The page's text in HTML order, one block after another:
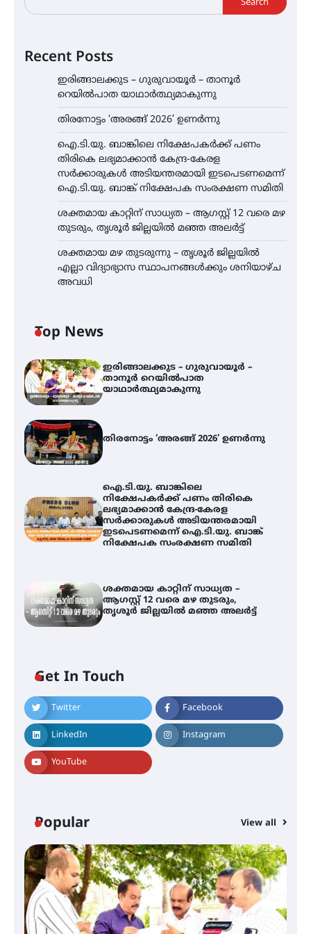
Search
Recent Posts
ഇരിങ്ങാലക്കുട – ഗുരുവായൂർ – താനൂർ
റെയിൽപാത യാഥാർത്ഥ്യമാകുന്നു
തിരനോട്ടം ‘അരങ്ങ് 2026’ ഉണർന്നു
ഐ.ടി.യു. ബാങ്കിലെ നിക്ഷേപകർക്ക് പണം
തിരികെ ലഭ്യമാക്കാൻ കേന്ദ്ര-കേരള
സർക്കാരുകൾ അടിയന്തരമായി ഇടപെടണമെന്ന്
ഐ.ടി.യു. ബാങ്ക് നിക്ഷേപക സംരക്ഷണ സമിതി
ശക്തമായ കാറ്റിന് സാധ്യത – ആഗസ്റ്റ് 12 വരെ മഴ
തുടരും, തൃശൂർ ജില്ലയിൽ മഞ്ഞ അലർട്ട്
ശക്തമായ മഴ തുടരുന്നു – തൃശൂർ ജില്ലയിൽ
എല്ലാ വിദ്യാഭ്യാസ സ്ഥാപനങ്ങൾക്കും ശനിയാഴ്ച
അവധി
Top News
ഇരിങ്ങാലക്കുട – ഗുരുവായൂർ –
താനൂർ റെയിൽപാത
യാഥാർത്ഥ്യമാകുന്നു
തിരനോട്ടം ‘അരങ്ങ് 2026’ ഉണർന്നു
ഐ.ടി.യു. ബാങ്കിലെ
നിക്ഷേപകർക്ക് പണം തിരികെ
ലഭ്യമാക്കാൻ കേന്ദ്ര-കേരള
സർക്കാരുകൾ അടിയന്തരമായി
ഇടപെടണമെന്ന് ഐ.ടി.യു. ബാങ്ക്
നിക്ഷേപക സംരക്ഷണ സമിതി
ശക്തമായ കാറ്റിന് സാധ്യത –
ആഗസ്റ്റ് 12 വരെ മഴ തുടരും,
തൃശൂർ ജില്ലയിൽ മഞ്ഞ അലർട്ട്
Get In Touch
Twitter Facebook
LinkedIn Instagram
YouTube
Popular View all
നിക്ഷേപകർക്ക് പണം തിരികെ
ലഭ്യമാക്കാൻ കേന്ദ്ര-കേരള
സർക്കാരുകൾ അടിയന്തരമായി
ഇടപെടണമെന്ന് ഐ.ടി.യു. ബാങ്ക്
നിക്ഷേപക സംരക്ഷണ സമിതി
ശക്തമായ മഴ തുടരുന്നു – തൃശൂർ
ജില്ലയിൽ എല്ലാ വിദ്യാഭ്യാസ
സ്ഥാപനങ്ങൾക്കും ശനിയാഴ്ച
അവധി